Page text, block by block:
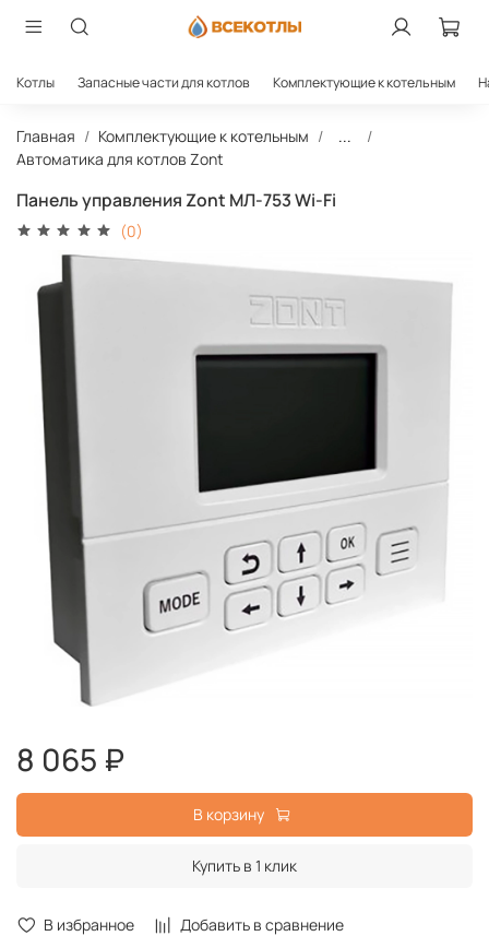
Котлы Запасные части для котлов Комплектующие к котельным
Главная Комплектующие к котельным
...
Автоматика для котлов Zont
Панель управления Zont МЛ-753 Wi-Fi
(0)
В избранное Добавить в сравнение
8 065 ₽
В корзину
Купить в 1 клик